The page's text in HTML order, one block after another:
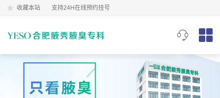
收藏本站 支持24H在线预约挂号